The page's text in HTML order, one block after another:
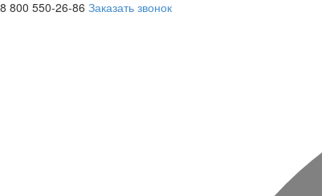
8 800 550-26-86 Заказать звонок